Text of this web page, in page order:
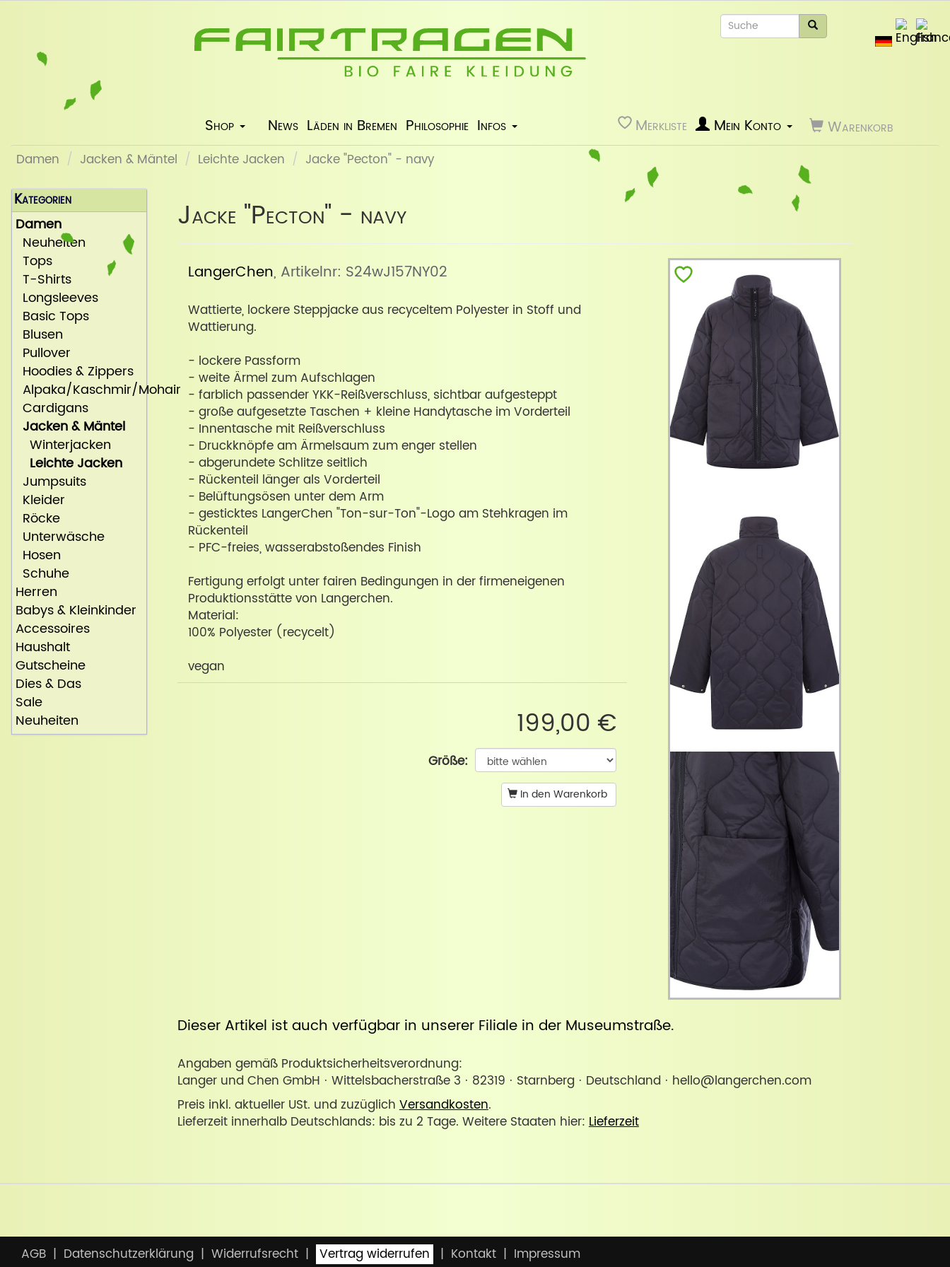
Shop News Läden in Bremen Philosophie Infos Merkliste Warenkorb
Mein Konto
Damen Jacken & Mäntel Leichte Jacken Jacke "Pecton" - navy
Jacke "Pecton" - navy
LangerChen, Artikelnr: S24wJ157NY02
Wattierte, lockere Steppjacke aus recyceltem Polyester in Stoff und
Wattierung.
- lockere Passform
- weite Ärmel zum Aufschlagen
- farblich passender YKK-Reißverschluss, sichtbar aufgesteppt
- große aufgesetzte Taschen + kleine Handytasche im Vorderteil
- Innentasche mit Reißverschluss
- Druckknöpfe am Ärmelsaum zum enger stellen
- abgerundete Schlitze seitlich
- Rückenteil länger als Vorderteil
- Belüftungsösen unter dem Arm
- gesticktes LangerChen "Ton-sur-Ton"-Logo am Stehkragen im
Rückenteil
- PFC-freies, wasserabstoßendes Finish
Fertigung erfolgt unter fairen Bedingungen in der firmeneigenen
Produktionsstätte von Langerchen.
Material:
100% Polyester (recycelt)
vegan
199,00 €
Größe:
In den Warenkorb
Dieser Artikel ist auch verfügbar in unserer Filiale in der Museumstraße.
Angaben gemäß Produktsicherheitsverordnung:
Langer und Chen GmbH · Wittelsbacherstraße 3 · 82319 · Starnberg · Deutschland · hello@langerchen.com
Preis inkl. aktueller USt. und zuzüglichVersandkosten.
Lieferzeit innerhalb Deutschlands: bis zu 2 Tage. Weitere Staaten hier:Lieferzeit
Kategorien
Damen
Neuheiten
Tops
T-Shirts
Longsleeves
Basic Tops
Blusen
Pullover
Hoodies & Zippers
Alpaka/Kaschmir/Mohair
Cardigans
Jacken & Mäntel
Winterjacken
Leichte Jacken
Jumpsuits
Kleider
Röcke
Unterwäsche
Hosen
Schuhe
Herren
Babys & Kleinkinder
Accessoires
Haushalt
Gutscheine
Dies & Das
Sale
Neuheiten
AGB Datenschutzerklärung Widerrufsrecht Vertrag widerrufen Kontakt Impressum